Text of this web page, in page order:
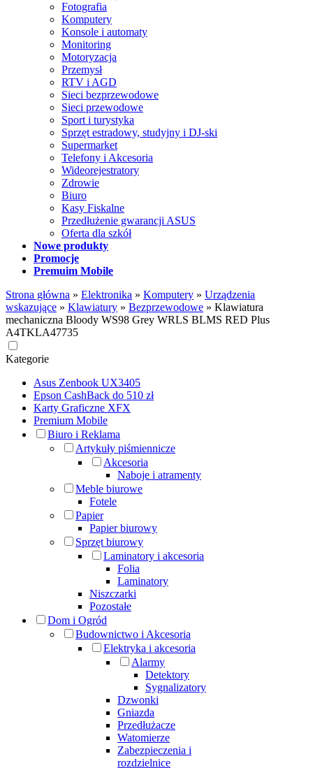
Fotografia
Komputery
Konsole i automaty
Monitoring
Motoryzacja
Przemysł
RTV i AGD
Sieci bezprzewodowe
Sieci przewodowe
Sport i turystyka
Sprzęt estradowy, studyjny i DJ-ski
Supermarket
Telefony i Akcesoria
Wideorejestratory
Zdrowie
Biuro
Kasy Fiskalne
Przedłużenie gwarancji ASUS
Oferta dla szkół
Nowe produkty
Promocje
Premuim Mobile
Strona główna » Elektronika » Komputery » Urządzenia
wskazujące » Klawiatury » Bezprzewodowe » Klawiatura
mechaniczna Bloody WS98 Grey WRLS BLMS RED Plus
A4TKLA47735
Kategorie
Asus Zenbook UX3405
Epson CashBack do 510 zł
Karty Graficzne XFX
Premium Mobile
Biuro i Reklama
Artykuły piśmiennicze
Akcesoria
Naboje i atramenty
Meble biurowe
Fotele
Papier
Papier biurowy
Sprzęt biurowy
Laminatory i akcesoria
Folia
Laminatory
Niszczarki
Pozostałe
Dom i Ogród
Budownictwo i Akcesoria
Elektryka i akcesoria
Alarmy
Detektory
Sygnalizatory
Dzwonki
Gniazda
Przedłużacze
Watomierze
Zabezpieczenia i
rozdzielnice